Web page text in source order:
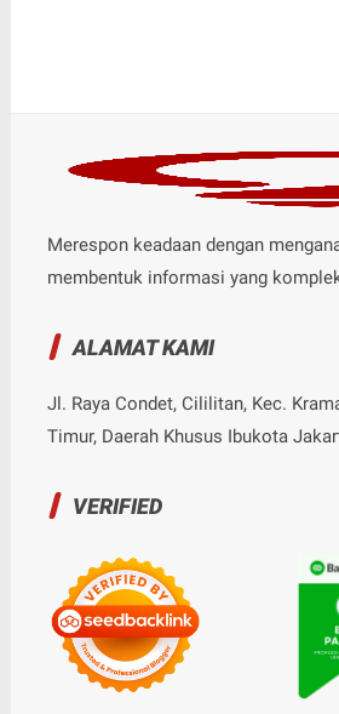
Merespon keadaan dengan
membentuk informasi yang
ALAMAT KAMI
Jl. Raya Condet, Cililitan, Kec.
Timur, Daerah Khusus Ibukota
VERIFIED